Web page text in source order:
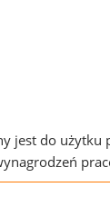
jest do użytku